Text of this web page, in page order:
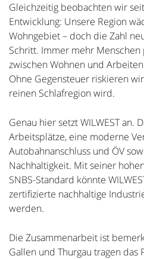
Gleichzeitig beobachten wir
Entwicklung: Unsere Region
Wohngebiet – doch die Zahl
Schritt. Immer mehr
zwischen Wohnen und
Ohne Gegensteuer riskieren
reinen Schlafregion wird.
Genau hier setzt WILWEST an.
Arbeitsplätze, eine moderne
Autobahnanschluss und ÖV
Nachhaltigkeit. Mit seiner
SNBS-Standard könnte
zertifizierte nachhaltige
werden.
Die Zusammenarbeit ist
Gallen und Thurgau tragen das